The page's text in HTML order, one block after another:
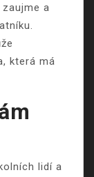
a
která má
lidí a